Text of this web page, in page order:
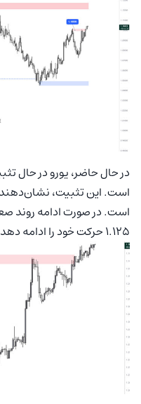
در حال حاضر، یورو در حال
است. این تثبیت،
است. در صورت ادامه روند
۱.۱۲۵ حرکت خود را ادامه دهد.